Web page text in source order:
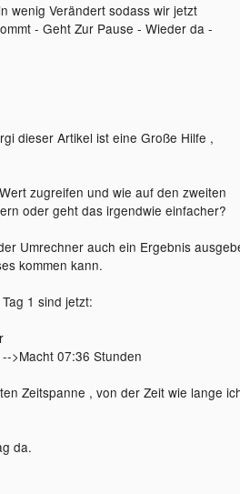
wenig Verändert sodass wir jetzt
- Geht Zur Pause - Wieder da -
dieser Artikel ist eine Große Hilfe ,
zugreifen und wie auf den zweiten
oder geht das irgendwie einfacher?
Umrechner auch ein Ergebnis
kommen kann.
1 sind jetzt:
>Macht 07:36 Stunden
Zeitspanne , von der Zeit wie lange
da.